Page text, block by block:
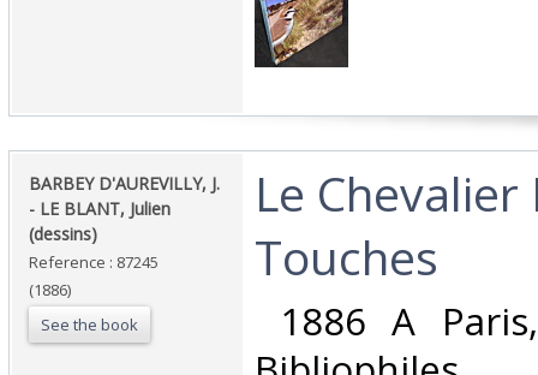
‎BARBEY D'AUREVILLY, J.
- LE BLANT, Julien
(dessins)‎
Reference : 87245
(1886)
See the book
‎Le Chevalier
Touches‎
1886 A